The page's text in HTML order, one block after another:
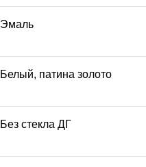
Эмаль
Белый, патина золото
Без стекла ДГ